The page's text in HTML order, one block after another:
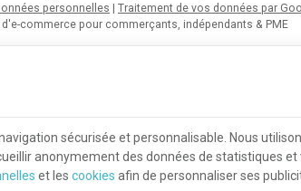
personnelles
Traitement de vos données par
commerce pour commerçants, indépendants & PME
sécurisée et personnalisable. Nous
anonymement des données de statistiques
et les cookies afin de personnaliser ses